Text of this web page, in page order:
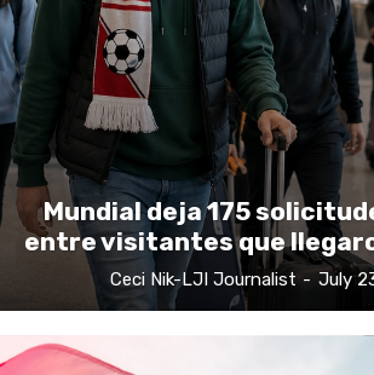
Mundial deja 175
entre visitantes que
Ceci Nik-LJI Journalist - July